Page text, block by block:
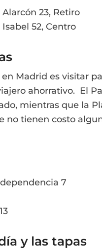
23, Retiro
52, Centro
Madrid es visitar
ahorrativo. El
mientras que la
no tienen costo
7
y las tapas